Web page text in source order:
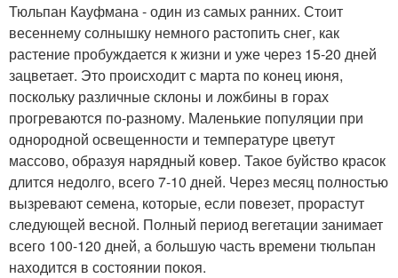
Тюльпан Кауфмана - один из самых ранних. Стоит
весеннему солнышку немного растопить снег, как
растение пробуждается к жизни и уже через 15-20 дней
зацветает. Это происходит с марта по конец июня,
поскольку различные склоны и ложбины в горах
прогреваются по-разному. Маленькие популяции при
однородной освещенности и температуре цветут
массово, образуя нарядный ковер. Такое буйство красок
длится недолго, всего 7-10 дней. Через месяц полностью
вызревают семена, которые, если повезет, прорастут
следующей весной. Полный период вегетации занимает
всего 100-120 дней, а большую часть времени тюльпан
находится в состоянии покоя.